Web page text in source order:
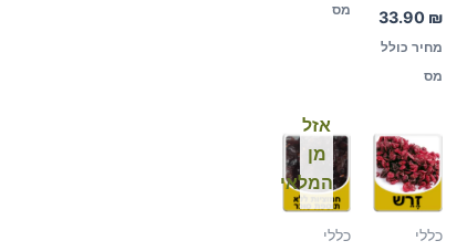
33.90 ₪
מחיר כולל
מס
מס
כללי
אזל
מן
המלאי
כללי